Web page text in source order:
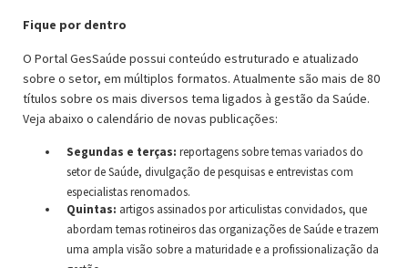
Fique por dentro
O Portal GesSaúde possui conteúdo estruturado e atualizado
sobre o setor, em múltiplos formatos. Atualmente são mais de 80
títulos sobre os mais diversos tema ligados à gestão da Saúde.
Veja abaixo o calendário de novas publicações:
Segundas e terças: reportagens sobre temas variados do
setor de Saúde, divulgação de pesquisas e entrevistas com
especialistas renomados.
Quintas: artigos assinados por articulistas convidados, que
abordam temas rotineiros das organizações de Saúde e trazem
uma ampla visão sobre a maturidade e a profissionalização da